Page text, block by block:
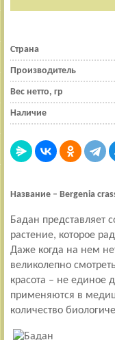
Страна
Производитель
Вес нетто, гр
Наличие
Название – Bergenia
Бадан представляет
растение, которое
Даже когда на нем
великолепно
красота – не единое
применяются в
количество